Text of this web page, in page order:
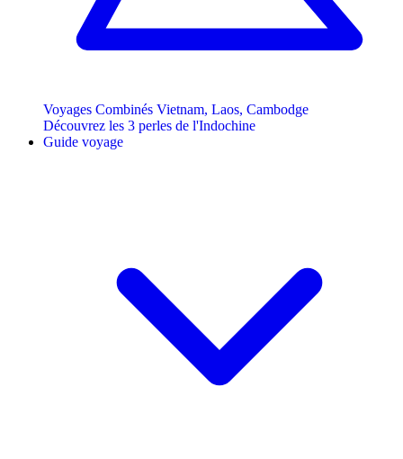
Voyages Combinés Vietnam, Laos, Cambodge
Découvrez les 3 perles de l'Indochine
Guide voyage